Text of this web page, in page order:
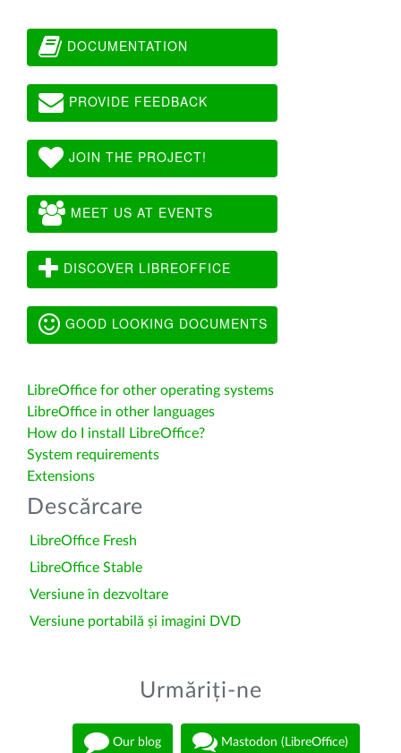
DOCUMENTATION
PROVIDE FEEDBACK
JOIN THE PROJECT!
MEET US AT EVENTS
DISCOVER LIBREOFFICE
GOOD LOOKING DOCUMENTS
LibreOffice for other operating systems
LibreOffice in other languages
How do I install LibreOffice?
System requirements
Extensions
Descărcare
LibreOffice Fresh
LibreOffice Stable
Versiune în dezvoltare
Versiune portabilă și imagini DVD
Urmăriți-ne
Our blog Mastodon (LibreOffice)